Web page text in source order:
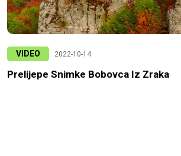
VIDEO 2022-10-14
Prelijepe Snimke Bobovca Iz Zraka